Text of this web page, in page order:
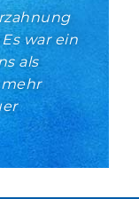
war ein
als